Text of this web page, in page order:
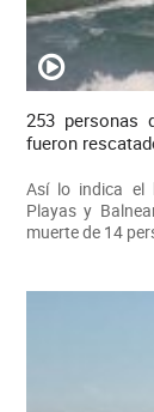
253 personas
fueron
Así lo indica el
Playas y
muerte de 14